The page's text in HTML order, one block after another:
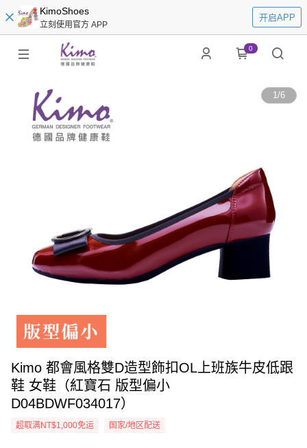
KimoShoes
立刻使用官方 APP
开启APP
0
1/6
Kimo 都會風格雙D造型飾扣OL上班族牛皮低跟
鞋 女鞋（紅寶石 版型偏小
D04BDWF034017）
超取满NT$1,000免运 国家/地区配送